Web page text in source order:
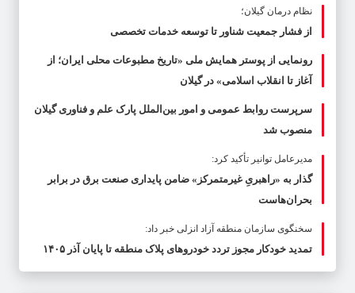
نظام درمان گیلان؛
از فشار جمعیت شناور تا توسعه خدمات تخصصی
رونمایی از پوستر همایش ملی «تاریخ مطبوعات محلی ایران؛ از
آغاز تا انقلاب اسلامی» در گیلان
سرپرست روابط عمومی و امور بین‌الملل پارک علم و فناوری گیلان
منصوب شد
مدیرعامل توانیر تأکید کرد:
گذار به «راهبریِ غیرمتمرکز» ضامن پایداری صنعت برق در برابر
بحران‌هاست
سخنگوی سازمان منطقه آزاد انزلی خبر داد:
تمدید خودکار مجوز تردد خودروهای پلاک منطقه تا پایان آذر ۱۴۰۵